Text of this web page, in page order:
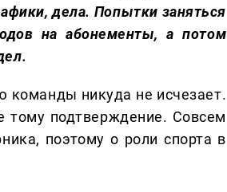
дела. Попытки заняться
на абонементы, а потом
команды никуда не исчезает.
тому подтверждение. Совсем
поэтому о роли спорта в